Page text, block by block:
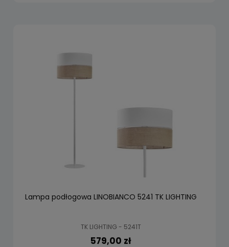
Lampa podłogowa LINOBIANCO 5241 TK LIGHTING
TK LIGHTING - 5241T
579,00 zł